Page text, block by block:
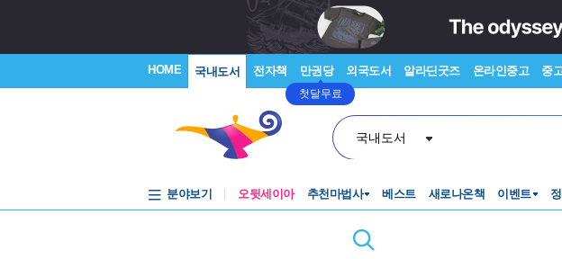
HOME 국내도서 전자책 만권당
첫달무료
외국도서 알라딘굿즈 온라인중고 중
국내도서
분야보기 오뒷세이아 추천마법사 베스트 새로나온책 이벤트